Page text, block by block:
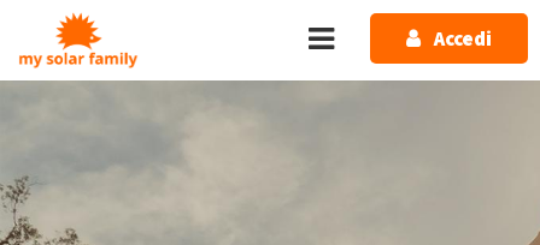
Salta al contenuto principale
Accedi